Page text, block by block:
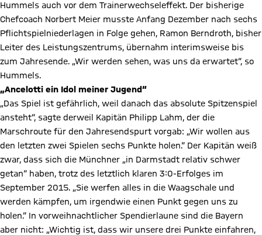
Hummels auch vor dem Trainerwechseleffekt. Der bisherige
Chefcoach Norbert Meier musste Anfang Dezember nach sechs
Pflichtspielniederlagen in Folge gehen, Ramon Berndroth, bisher
Leiter des Leistungszentrums, übernahm interimsweise bis
zum Jahresende. „Wir werden sehen, was uns da erwartet“, so
Hummels.
„Ancelotti ein Idol meiner Jugend“
„Das Spiel ist gefährlich, weil danach das absolute Spitzenspiel
ansteht“, sagte derweil Kapitän Philipp Lahm, der die
Marschroute für den Jahresendspurt vorgab: „Wir wollen aus
den letzten zwei Spielen sechs Punkte holen.“ Der Kapitän weiß
zwar, dass sich die Münchner „in Darmstadt relativ schwer
getan“ haben, trotz des letztlich klaren 3:0-Erfolges im
September 2015. „Sie werfen alles in die Waagschale und
werden kämpfen, um irgendwie einen Punkt gegen uns zu
holen.“ In vorweihnachtlicher Spendierlaune sind die Bayern
aber nicht: „Wichtig ist, dass wir unsere drei Punkte einfahren,